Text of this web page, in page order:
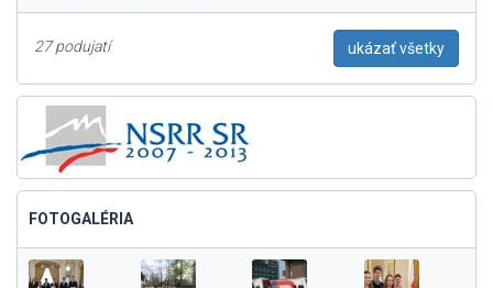
27 podujatí ukázať všetky
FOTOGALÉRIA